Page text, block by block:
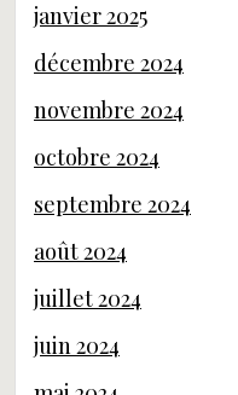
janvier 2025
décembre 2024
novembre 2024
octobre 2024
septembre 2024
août 2024
juillet 2024
juin 2024